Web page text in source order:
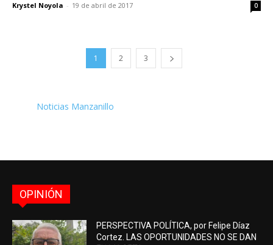
Krystel Noyola - 19 de abril de 2017 0
1 2 3
Noticias Manzanillo
OPINIÓN
PERSPECTIVA POLÍTICA, por Felipe Díaz
Cortez. LAS OPORTUNIDADES NO SE DAN